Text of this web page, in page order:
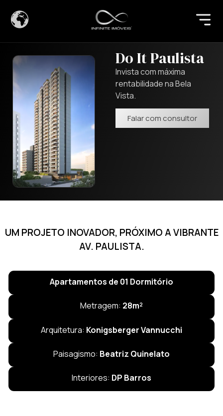
Do It Paulista
Invista com máxima
rentabilidade na Bela
Vista.
Falar com consultor
UM PROJETO INOVADOR, PRÓXIMO A VIBRANTE
AV. PAULISTA.
Apartamentos de 01 Dormitório
Metragem: 28m²
Arquitetura: Konigsberger Vannucchi
Paisagismo: Beatriz Quinelato
Interiores: DP Barros